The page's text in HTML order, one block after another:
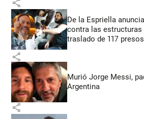
De la Espriella
contra las estructuras
traslado de 117 presos
share
Murió Jorge Messi,
Argentina
share